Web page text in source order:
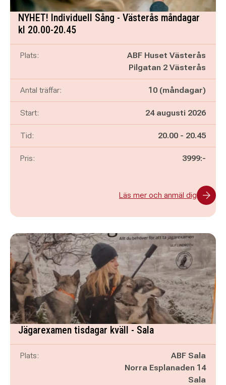
NYHET! Individuell Sång - Västerås måndagar
kl 20.00-20.45
Plats:
ABF Huset Västerås
Pilgatan 2 Västerås
Antal träffar: 10 (måndagar)
Start: 24 augusti 2026
Tid: Pågår mellan
20.00 - och
20.45
Pris: 3999:-
Läs mer och anmäl dig
Jägarexamen tisdagar kväll - Sala
Plats:
ABF Sala
Norra Esplanaden 14
Sala